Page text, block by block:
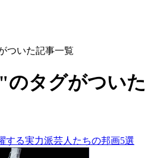
ついた記事一覧
タグがついた
する実力派芸人たちの邦画5選